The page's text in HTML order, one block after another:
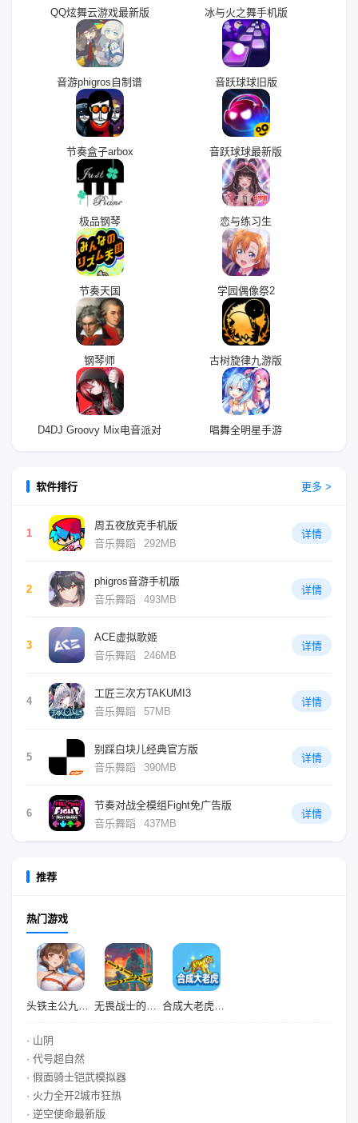
QQ炫舞云游戏最新版 冰与火之舞手机版
音游phigros自制谱 音跃球球旧版
节奏盒子arbox 音跃球球最新版
极品钢琴 恋与练习生
节奏天国 学园偶像祭2
钢琴师 古树旋律九游版
D4DJ Groovy Mix电音派对 唱舞全明星手游
软件排行 更多 >
1
周五夜放克手机版
音乐舞蹈
292MB
详情
2
phigros音游手机版
音乐舞蹈
493MB
详情
3
ACE虚拟歌姬
音乐舞蹈
246MB
详情
4
工匠三次方TAKUMI3
音乐舞蹈
57MB
详情
5
别踩白块儿经典官方版
音乐舞蹈
390MB
详情
6
节奏对战全模组Fight免广告版
音乐舞蹈
437MB
详情
推荐
热门游戏
头铁主公九游版 无畏战士的纷争 合成大老虎九游版
· 山阴
· 代号超自然
· 假面骑士铠武模拟器
· 火力全开2城市狂热
· 逆空使命最新版